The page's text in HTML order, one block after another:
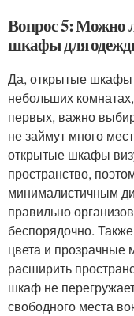
Вопрос 5: Можно
шкафы для
Да, открытые шкафы
небольших
первых, важно
не займут много
открытые шкафы
пространство,
минималистичным
правильно
беспорядочно.
цвета и прозрачные
расширить
шкаф не
свободного места